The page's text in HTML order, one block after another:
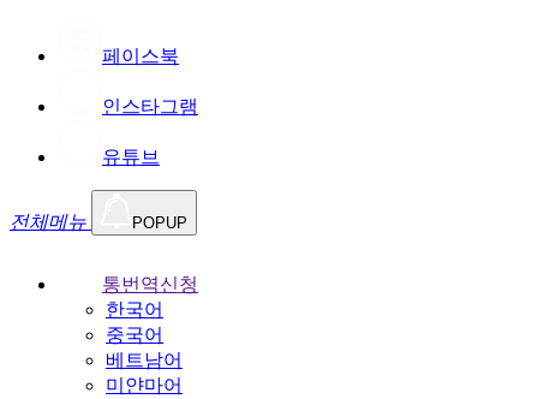
페이스북
인스타그램
유튜브
전체메뉴 POPUP
통번역신청
한국어
중국어
베트남어
미얀마어